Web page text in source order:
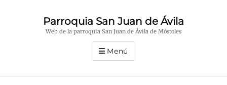
Parroquia San Juan de Ávila
Web de la parroquia San Juan de Ávila de Móstoles
Menú